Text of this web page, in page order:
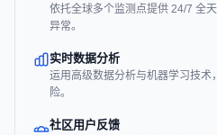
依托全球多个监测点提供 24/7 全
异常。
实时数据分析
运用高级数据分析与机器学习技术
险。
社区用户反馈